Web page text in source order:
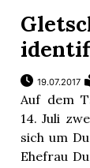
19.07.2017
Auf dem
14. Juli
sich um
Ehefrau